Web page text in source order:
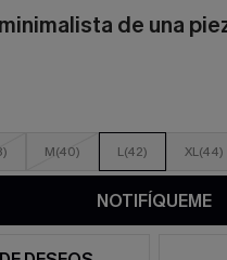
de una
M(40) L(42) XL(44)
NOTIFÍQUEME